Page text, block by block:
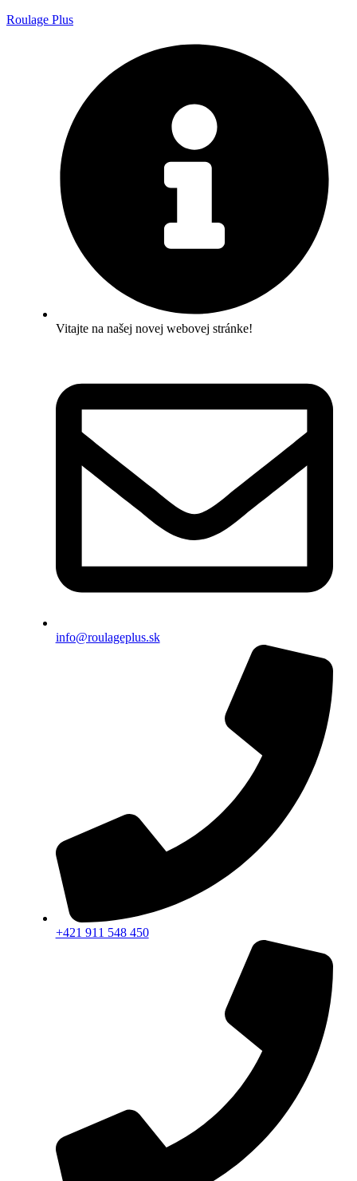
Roulage Plus
Vitajte na našej novej webovej stránke!
info@roulageplus.sk
+421 911 548 450